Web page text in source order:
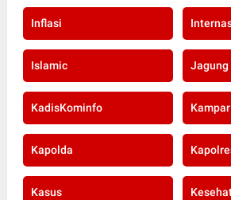
Inflasi
Islamic Jagung
KadisKominfo Kampar
Kapolda
Kasus